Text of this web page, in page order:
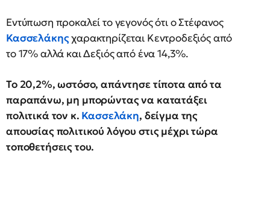
Εντύπωση προκαλεί το γεγονός ότι ο Στέφανος
Κασσελάκηςχαρακτηρίζεται Κεντροδεξιός από
το 17% αλλά και Δεξιός από ένα 14,3%.
Το 20,2%, ωστόσο, απάντησε τίποτα από τα
παραπάνω, μη μπορώντας να κατατάξει
πολιτικά τον κ. Κασσελάκη, δείγμα της
απουσίας πολιτικού λόγου στις μέχρι τώρα
τοποθετήσεις του.